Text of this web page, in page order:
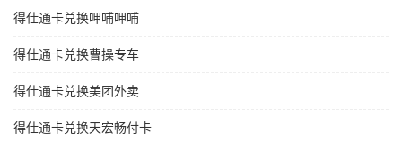
得仕通卡兑换呷哺呷哺
得仕通卡兑换曹操专车
得仕通卡兑换美团外卖
得仕通卡兑换天宏畅付卡